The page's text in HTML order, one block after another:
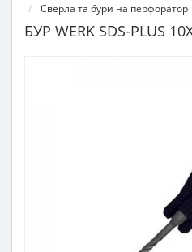
Сверла та бури на перфоратор
БУР WERK SDS-PLUS